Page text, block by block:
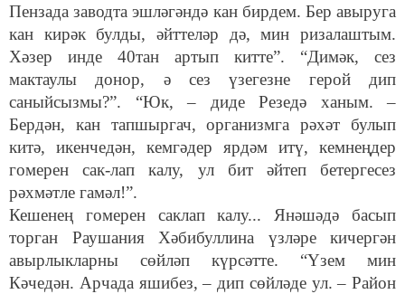
Пензада заводта эшләгәндә кан бирдем. Бер авыруга
кан кирәк булды, әйттеләр дә, мин ризалаштым.
Хәзер инде 40тан артып китте”. “Димәк, сез
мактаулы донор, ә сез үзегезне герой дип
саныйсызмы?”. “Юк, – диде Резедә ханым. –
Бердән, кан тапшыргач, организмга рәхәт булып
китә, икенчедән, кемгәдер ярдәм итү, кемнеңдер
гомерен сак-лап калу, ул бит әйтеп бетергесез
рәхмәтле гамәл!”.
Кешенең гомерен саклап калу... Янәшәдә басып
торган Раушания Хәбибуллина үзләре кичергән
авырлыкларны сөйләп күрсәтте. “Үзем мин
Кәчедән. Арчада яшибез, – дип сөйләде ул. – Район